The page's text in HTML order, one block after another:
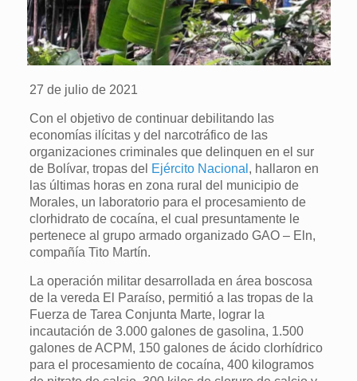
27 de julio de 2021
Con el objetivo de continuar debilitando las
economías ilícitas y del narcotráfico de las
organizaciones criminales que delinquen en el sur
de Bolívar, tropas del Ejército Nacional , hallaron en
las últimas horas en zona rural del municipio de
Morales, un laboratorio para el procesamiento de
clorhidrato de cocaína, el cual presuntamente le
pertenece al grupo armado organizado GAO – Eln,
compañía Tito Martín.
La operación militar desarrollada en área boscosa
de la vereda El Paraíso, permitió a las tropas de la
Fuerza de Tarea Conjunta Marte, lograr la
incautación de 3.000 galones de gasolina, 1.500
galones de ACPM, 150 galones de ácido clorhídrico
para el procesamiento de cocaína, 400 kilogramos